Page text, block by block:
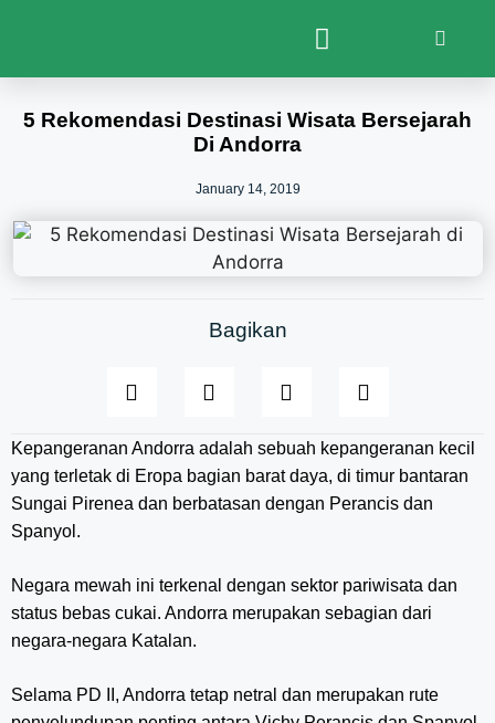
5 Rekomendasi Destinasi Wisata Bersejarah
Di Andorra
January 14, 2019
Bagikan
Kepangeranan Andorra adalah sebuah kepangeranan kecil
yang terletak di Eropa bagian barat daya, di timur bantaran
Sungai Pirenea dan berbatasan dengan Perancis dan
Spanyol.
Negara mewah ini terkenal dengan sektor pariwisata dan
status bebas cukai. Andorra merupakan sebagian dari
negara-negara Katalan.
Selama PD II, Andorra tetap netral dan merupakan rute